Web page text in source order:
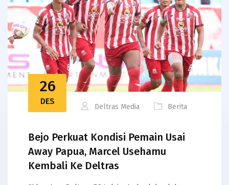
26
DES
Deltras Media Berita
Bejo Perkuat Kondisi Pemain Usai
Away Papua, Marcel Usehamu
Kembali Ke Deltras